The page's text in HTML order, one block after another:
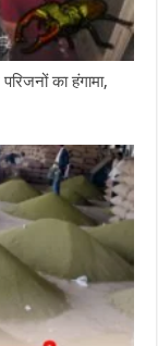
का हंगामा,